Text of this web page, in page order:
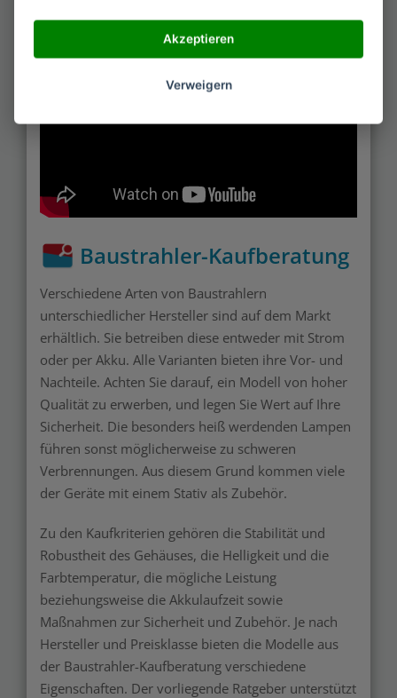
Baustrahler-Kaufberatung
Verschiedene Arten von Baustrahlern
unterschiedlicher Hersteller sind auf dem Markt
erhältlich. Sie betreiben diese entweder mit Strom
oder per Akku. Alle Varianten bieten ihre Vor- und
Nachteile. Achten Sie darauf, ein Modell von hoher
Qualität zu erwerben, und legen Sie Wert auf Ihre
Sicherheit. Die besonders heiß werdenden Lampen
führen sonst möglicherweise zu schweren
Verbrennungen. Aus diesem Grund kommen viele
der Geräte mit einem Stativ als Zubehör.
Zu den Kaufkriterien gehören die Stabilität und
Robustheit des Gehäuses, die Helligkeit und die
Farbtemperatur, die mögliche Leistung
beziehungsweise die Akkulaufzeit sowie
Maßnahmen zur Sicherheit und Zubehör. Je nach
Hersteller und Preisklasse bieten die Modelle aus
der Baustrahler-Kaufberatung verschiedene
Eigenschaften. Der vorliegende Ratgeber unterstützt
Akzeptieren
Verweigern